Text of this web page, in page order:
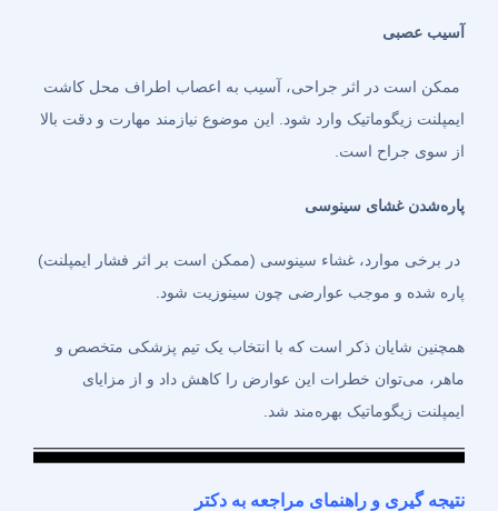
آسیب عصبی
ممکن است در اثر جراحی، آسیب به اعصاب اطراف محل کاشت
ایمپلنت زیگوماتیک وارد شود. این موضوع نیازمند مهارت و دقت بالا
از سوی جراح است.
پاره‌شدن غشای سینوسی
در برخی موارد، غشاء سینوسی (ممکن است بر اثر فشار ایمپلنت)
پاره شده و موجب عوارضی چون سینوزیت شود.
همچنین شایان ذکر است که با انتخاب یک تیم پزشکی متخصص و
ماهر، می‌توان خطرات این عوارض را کاهش داد و از مزایای
ایمپلنت زیگوماتیک بهره‌مند شد.
نتیجه گیری و راهنمای مراجعه به دکتر